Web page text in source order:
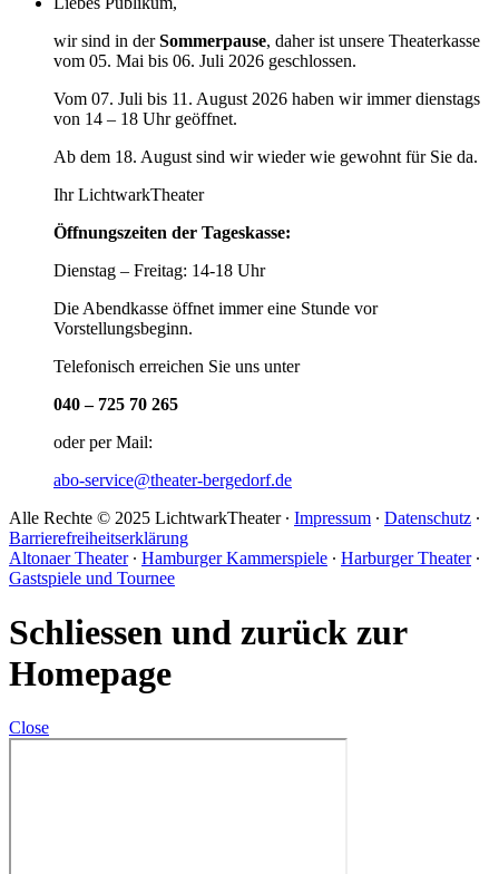
wir sind in derSommerpause, daher ist unsere Theaterkasse
vom 05. Mai bis 06. Juli 2026 geschlossen.
Vom 07. Juli bis 11. August 2026 haben wir immer dienstags
von 14 – 18 Uhr geöffnet.
Ab dem 18. August sind wir wieder wie gewohnt für Sie da.
Ihr LichtwarkTheater
Öffnungszeiten der Tageskasse:
Dienstag – Freitag: 14-18 Uhr
Die Abendkasse öffnet immer eine Stunde vor
Vorstellungsbeginn.
Telefonisch erreichen Sie uns unter
040 – 725 70 265
oder per Mail:
abo-service@theater-bergedorf.de
Alle Rechte © 2025 LichtwarkTheater ∙ Impressum ∙ Datenschutz ∙
Barrierefreiheitserklärung
Altonaer Theater∙ Hamburger Kammerspiele ∙ Harburger Theater∙
Gastspiele und Tournee
Schliessen und zurück zur
Homepage
Close